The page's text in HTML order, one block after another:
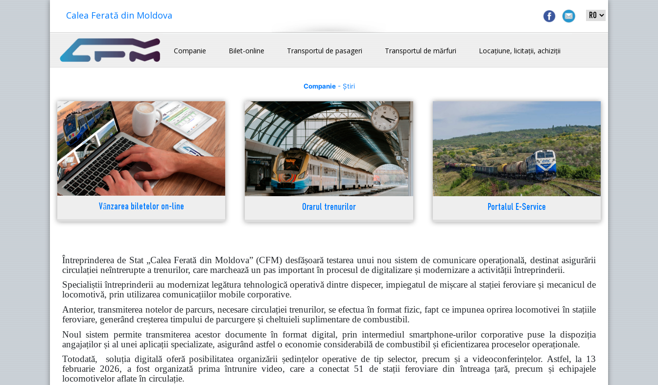
Calea Ferată din Moldova
Companie Bilet-online Transportul de pasageri Transportul de mărfuri Locațiune, licitații, achiziții
Companie- Știri
Vânzarea biletelor on-line Orarul trenurilor Portalul E-Service
Întreprinderea de Stat „Calea Ferată din Moldova” (CFM) desfășoară testarea unui nou sistem de comunicare operațională, destinat asigurării
circulației neîntrerupte a trenurilor, care marchează un pas important în procesul de digitalizare și modernizare a activității întreprinderii.
Specialiștii întreprinderii au modernizat legătura tehnologică operativă dintre dispecer, impiegatul de mișcare al stației feroviare și mecanicul de
locomotivă, prin utilizarea comunicațiilor mobile corporative.
Anterior, transmiterea notelor de parcurs, necesare circulației trenurilor, se efectua în format fizic, fapt ce impunea oprirea locomotivei în stațiile
feroviare, generând creșterea timpului de parcurgere și cheltuieli suplimentare de combustibil.
Noul sistem permite transmiterea acestor documente în format digital, prin intermediul smartphone-urilor corporative puse la dispoziția
angajaților și al unei aplicații specializate, asigurând astfel o economie considerabilă de combustibil și eficientizarea proceselor operaționale.
Totodată, soluția digitală oferă posibilitatea organizării ședințelor operative de tip selector, precum și a videoconferințelor. Astfel, la 13
februarie 2026, a fost organizată prima întrunire video, care a conectat 51 de stații feroviare din întreaga țară, precum și echipajele
locomotivelor aflate în circulație.